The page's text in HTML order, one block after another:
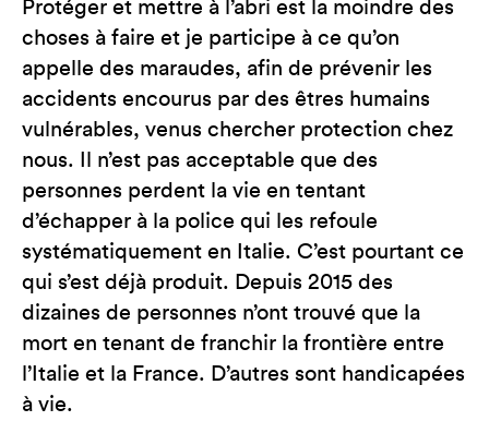
Protéger et mettre à l’abri est la moindre des
choses à faire et je participe à ce qu’on
appelle des maraudes, afin de prévenir les
accidents encourus par des êtres humains
vulnérables, venus chercher protection chez
nous. Il n’est pas acceptable que des
personnes perdent la vie en tentant
d’échapper à la police qui les refoule
systématiquement en Italie. C’est pourtant ce
qui s’est déjà produit. Depuis 2015 des
dizaines de personnes n’ont trouvé que la
mort en tenant de franchir la frontière entre
l’Italie et la France. D’autres sont handicapées
à vie.